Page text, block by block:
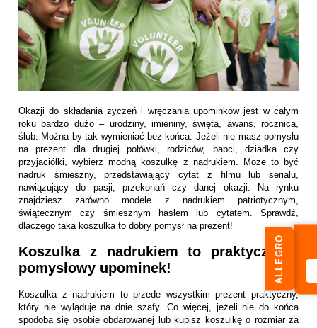
Okazji do składania życzeń i wręczania upominków jest w całym
roku bardzo dużo – urodziny, imieniny, święta, awans, rocznica,
ślub. Można by tak wymieniać bez końca. Jeżeli nie masz pomysłu
na prezent dla drugiej połówki, rodziców, babci, dziadka czy
przyjaciółki, wybierz modną koszulkę z nadrukiem. Może to być
nadruk śmieszny, przedstawiający cytat z filmu lub serialu,
nawiązujący do pasji, przekonań czy danej okazji. Na rynku
znajdziesz zarówno modele z nadrukiem patriotycznym,
świątecznym czy śmiesznym hasłem lub cytatem. Sprawdź,
dlaczego taka koszulka to dobry pomysł na prezent!
Koszulka z nadrukiem to praktyczny i
pomysłowy upominek!
Koszulka z nadrukiem to przede wszystkim prezent praktyczny,
który nie wyląduje na dnie szafy. Co więcej, jeżeli nie do końca
spodoba się osobie obdarowanej lub kupisz koszulkę o rozmiar za
ALLEGRO